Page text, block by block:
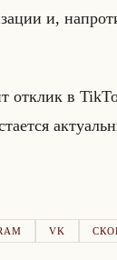
и,
от­клик в
VK